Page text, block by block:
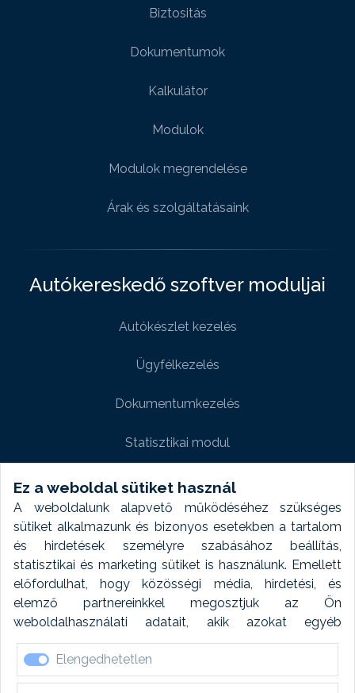
Ez a weboldal sütiket használ
A weboldalunk alapvető működéséhez szükséges
sütiket alkalmazunk és bizonyos esetekben a tartalom
és hirdetések személyre szabásához beállítás,
statisztikai és marketing sütiket is használunk. Emellett
előfordulhat, hogy közösségi média, hirdetési, és
elemző partnereinkkel megosztjuk az Ön
weboldalhasználati adatait, akik azokat egyéb
forrásokból gyűjtött adatokkal kombinálhatják. A sütik
elfogadásával kapcsolatosan naplózást végzünk és
ezen adatokat 6 hónap után automatikusan töröljük. A
Elengedhetetlen
Biztositás
Dokumentumok
Kalkulátor
Modulok
Modulok megrendelése
Árak és szolgáltatásaink
Autókereskedő szoftver moduljai
Autókészlet kezelés
Ügyfélkezelés
Dokumentumkezelés
Statisztikai modul
Weboldal modul
Fényképtár extra modul
Autómosó modul
Feladatütemezés